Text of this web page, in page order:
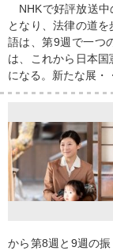
NHKで好評放送中
となり、法律の道
語は、第9週で一つ
は、これから日本
になる。新たな展・
から第8週と9週の